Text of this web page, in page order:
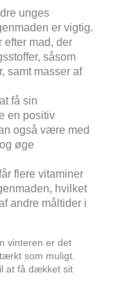
unges
er vigtig.
efter mad, der
såsom
samt masser af
få sin
en positiv
også være med
øge
flere vitaminer
hvilket
andre måltider i
vinteren er det
som muligt.
at få dækket sit